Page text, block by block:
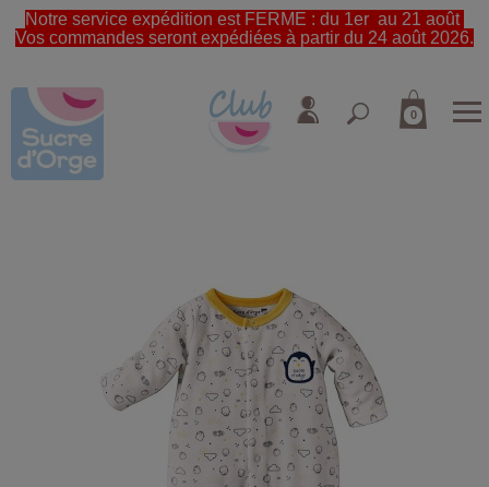
Notre service expédition est FERME : du 1er au 21 août
Vos commandes seront expédiées à partir du 24 août 2026.
0